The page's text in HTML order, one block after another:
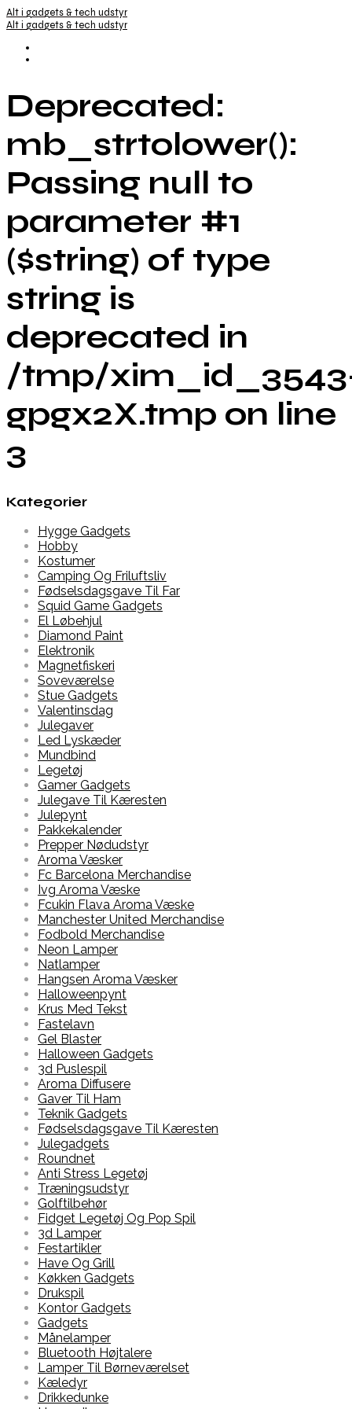
Alt i gadgets & tech udstyr
Alt i gadgets & tech udstyr
Deprecated:
mb_strtolower():
Passing null to
parameter #1
($string) of type
string is
deprecated in
/tmp/
gpgx2X.tmp on line
3
Kategorier
Hygge Gadgets
Hobby
Kostumer
Camping Og Friluftsliv
Fødselsdagsgave Til Far
Squid Game Gadgets
El Løbehjul
Diamond Paint
Elektronik
Magnetfiskeri
Soveværelse
Stue Gadgets
Valentinsdag
Julegaver
Led Lyskæder
Mundbind
Legetøj
Gamer Gadgets
Julegave Til Kæresten
Julepynt
Pakkekalender
Prepper Nødudstyr
Aroma Væsker
Fc Barcelona Merchandise
Ivg Aroma Væske
Fcukin Flava Aroma Væske
Manchester United Merchandise
Fodbold Merchandise
Neon Lamper
Natlamper
Hangsen Aroma Væsker
Halloweenpynt
Krus Med Tekst
Fastelavn
Gel Blaster
Halloween Gadgets
3d Puslespil
Aroma Diffusere
Gaver Til Ham
Teknik Gadgets
Fødselsdagsgave Til Kæresten
Julegadgets
Roundnet
Anti Stress Legetøj
Træningsudstyr
Golftilbehør
Fidget Legetøj Og Pop Spil
3d Lamper
Festartikler
Have Og Grill
Køkken Gadgets
Drukspil
Kontor Gadgets
Gadgets
Månelamper
Bluetooth Højtalere
Lamper Til Børneværelset
Kæledyr
Drikkedunke